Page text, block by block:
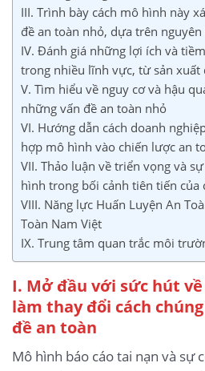
III. Trình bày cách mô hình này
đề an toàn nhỏ, dựa trên
IV. Đánh giá những lợi ích và
trong nhiều lĩnh vực, từ sản xuất
V. Tìm hiểu về nguy cơ và hậu
những vấn đề an toàn nhỏ
VI. Hướng dẫn cách doanh
hợp mô hình vào chiến lược an
VII. Thảo luận về triển vọng và
hình trong bối cảnh tiên tiến của
VIII. Năng lực Huấn Luyện An
Toàn Nam Việt
IX. Trung tâm quan trắc môi
I. Mở đầu với sức hút
làm thay đổi cách
đề an toàn
Mô hình báo cáo tai nạn và sự